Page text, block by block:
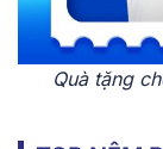
Quà tặng